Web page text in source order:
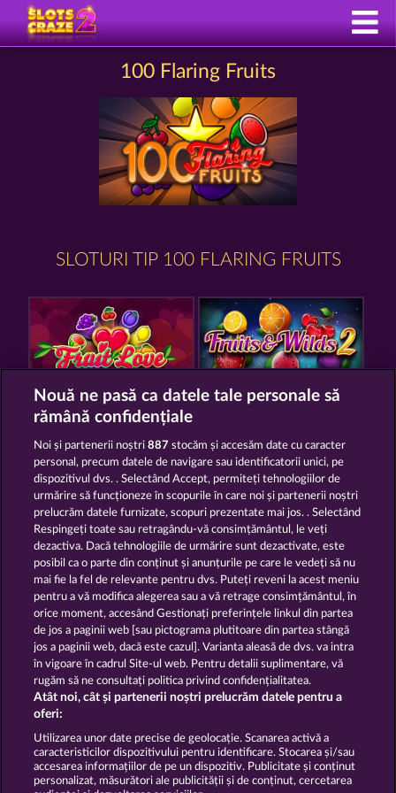
100 Flaring Fruits
SLOTURI TIP 100 FLARING FRUITS
FRUIT LOVE FRUITS & WILDS 2
EXPLODIAC MAXI PLAY 40 SEVENS
Termeni și condiții
Declarație de confidențialitate
Asistență tehnică Firmă
Trimite Cererea de Retragere
Nouă ne pasă ca datele tale personale să
rămână confidențiale
Noi și partenerii noștri887 stocăm și accesăm date cu caracter
personal, precum datele de navigare sau identificatorii unici, pe
dispozitivul dvs. . Selectând Accept, permiteți tehnologiilor de
urmărire să funcționeze în scopurile în care noi și partenerii noștri
prelucrăm datele furnizate, scopuri prezentate mai jos. . Selectând
Respingeți toate sau retragându-vă consimțământul, le veți
dezactiva. Dacă tehnologiile de urmărire sunt dezactivate, este
posibil ca o parte din conținut și anunțurile pe care le vedeți să nu
mai fie la fel de relevante pentru dvs. Puteți reveni la acest meniu
pentru a vă modifica alegerea sau a vă retrage consimțământul, în
orice moment, accesând Gestionați preferințele linkul din partea
de jos a paginii web [sau pictograma plutitoare din partea stângă
jos a paginii web, dacă este cazul]. Varianta aleasă de dvs. va intra
în vigoare în cadrul Site-ul web. Pentru detalii suplimentare, vă
rugăm să ne consultați politica privind confidențialitatea.
Atât noi, cât și partenerii noștri prelucrăm datele pentru a
oferi:
Utilizarea unor date precise de geolocație. Scanarea activă a
caracteristicilor dispozitivului pentru identificare. Stocarea și/sau
accesarea informațiilor de pe un dispozitiv. Publicitate și conținut
personalizat, măsurători ale publicității și de conținut, cercetarea